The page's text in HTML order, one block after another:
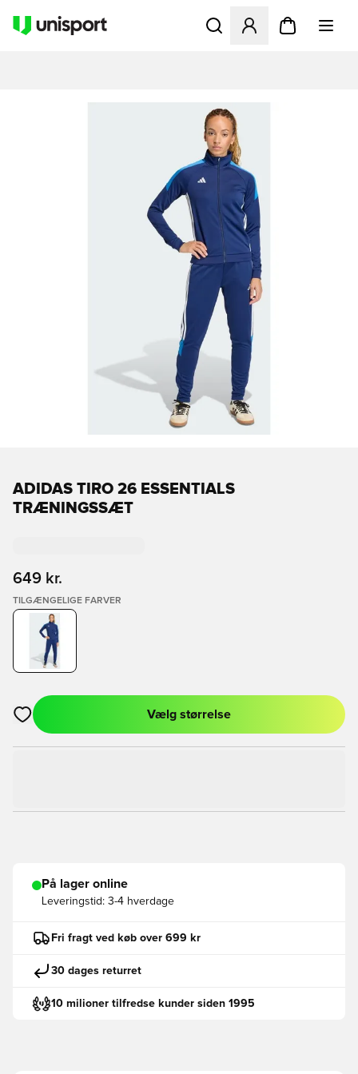
Åbner en Modal til at
ADIDAS TIRO 26 ESSENTIALS
TRÆNINGSSÆT
649 kr.
TILGÆNGELIGE FARVER
Åbner en Modal til at logge ind eller tilmelde dig som medlem
Vælg størrelse
På lager online
Leveringstid: 3-4 hverdage
Fri fragt ved køb over 699 kr
30 dages returret
10 milioner tilfredse kunder siden 1995